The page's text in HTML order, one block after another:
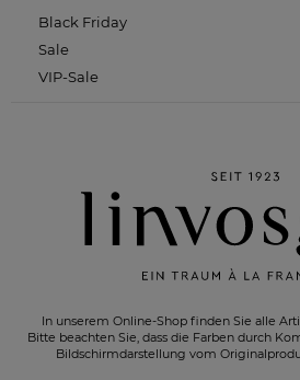
In unserem Online-Shop finden Sie alle
Bitte beachten Sie, dass die Farben durch
Bildschirmdarstellung vom
Black Friday
Sale
VIP-Sale